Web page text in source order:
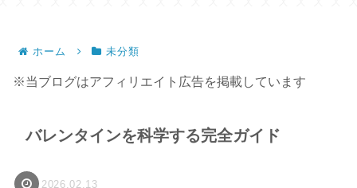
ホーム 未分類
※当ブログはアフィリエイト広告を掲載しています
バレンタインを科学する完全ガイド
2026.02.13